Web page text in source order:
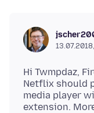
Hi Twmpdaz,
Netflix should
media player